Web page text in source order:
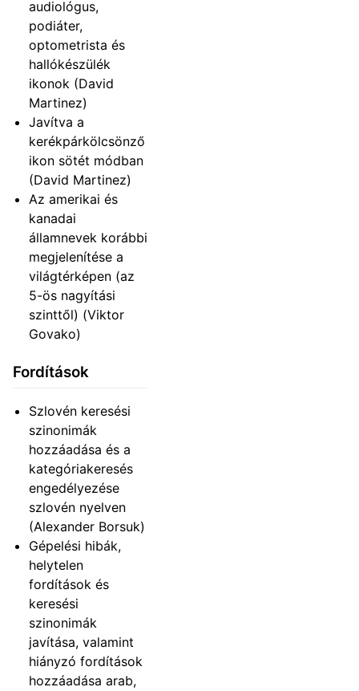
audiológus,
podiáter,
optometrista és
hallókészülék
ikonok (David
Martinez)
Javítva a
kerékpárkölcsönző
ikon sötét módban
(David Martinez)
Az amerikai és
kanadai
államnevek korábbi
megjelenítése a
világtérképen (az
5-ös nagyítási
szinttől) (Viktor
Govako)
Fordítások
Szlovén keresési
szinonimák
hozzáadása és a
kategóriakeresés
engedélyezése
szlovén nyelven
(Alexander Borsuk)
Gépelési hibák,
helytelen
fordítások és
keresési
szinonimák
javítása, valamint
hiányzó fordítások
hozzáadása arab,